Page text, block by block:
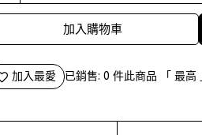
加入購物車
加入最愛 已銷售: 0 件此商品 「 最高